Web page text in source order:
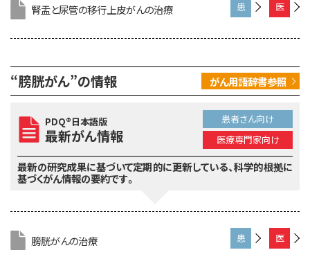
腎盂と尿管の移行上皮がんの治療
医
門
家
向
患
ん
向
け
“膀胱がん”の情報 がん用語辞書参照
PDQ®日本語版
最新がん情報
患者さん向け
医療専門家向け
最新の研究成果に基づいて定期的に更新している、科学的根拠に
基づくがん情報の要約です。
膀胱がんの治療
医
患